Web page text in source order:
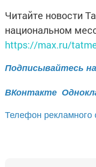
Читайте новости
национальном
https://max.ru/
Подписывайтесь
ВКонтакте
Телефон рекламного